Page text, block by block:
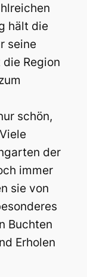
hält die
seine
Region
schön,
der
immer
sie von
Buchten
Erholen